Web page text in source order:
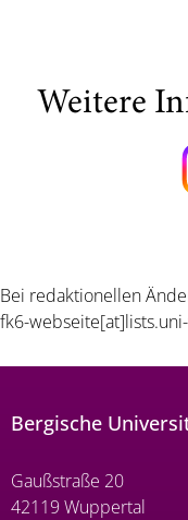
Weitere
Bei redaktionellen
fk6-
Bergische
Gaußstraße 20
42119 Wuppertal